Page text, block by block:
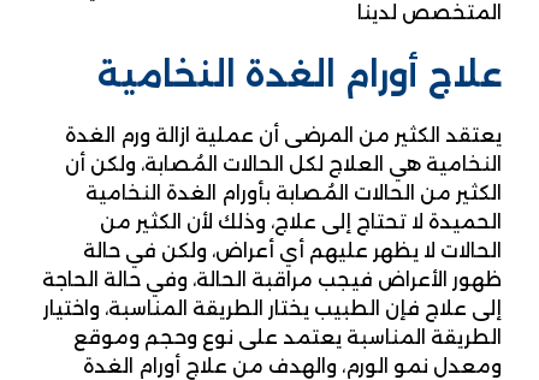
المتخصص لدينا
علاج أورام الغدة النخامية
يعتقد الكثير من المرضى أن عملية ازالة ورم الغدة
النخامية هي العلاج لكل الحالات المُصابة، ولكن أن
الكثير من الحالات المُصابة بأورام الغدة النخامية
الحميدة لا تحتاج إلى علاج، وذلك لأن الكثير من
الحالات لا يظهر عليهم أي أعراض، ولكن في حالة
ظهور الأعراض فيجب مراقبة الحالة، وفي حالة الحاجة
إلى علاج فإن الطبيب يختار الطريقة المناسبة، واختيار
الطريقة المناسبة يعتمد على نوع وحجم وموقع
ومعدل نمو الورم، والهدف من علاج أورام الغدة